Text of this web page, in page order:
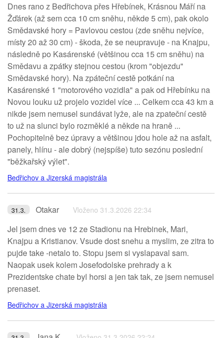
Dnes rano z Bedřichova přes Hřebínek, Krásnou Máří na
Žďárek (až sem cca 10 cm sněhu, někde 5 cm), pak okolo
Smědavské hory = Pavlovou cestou (zde sněhu nejvíce,
místy 20 až 30 cm) - škoda, že se neupravuje - na Knajpu,
následně po Kasárenské (většinou cca 15 cm sněhu) na
Smědavu a zpátky stejnou cestou (krom "objezdu"
Smědavské hory). Na zpáteční cestě potkání na
Kasárenské 1 "motorového vozidla" a pak od Hřebínku na
Novou louku už projelo vozidel více ... Celkem cca 43 km a
nikde jsem nemusel sundávat lyže, ale na zpateční cestě
to už na slunci bylo rozměklé a někde na hraně ...
Pochopitelně bez úpravy a většinou jdou hole až na asfalt,
panely, hlínu - ale dobrý (nejspíše) tuto sezónu poslední
"běžkařský výlet".
Bedřichov a Jizerská magistrála
31.3. Otakar Vloženo 31.3.2026 22:34
Jel jsem dnes ve 12 ze Stadionu na Hrebinek, Mari,
Knajpu a Kristianov. Vsude dost snehu a myslim, ze zitra to
pujde take -netalo to. Stopu jsem si vyslapaval sam.
Naopak usek kolem Josefodolske prehrady a k
Prezidentske chate byl horsi a jen tak tak, ze jsem nemusel
prenaset.
Bedřichov a Jizerská magistrála